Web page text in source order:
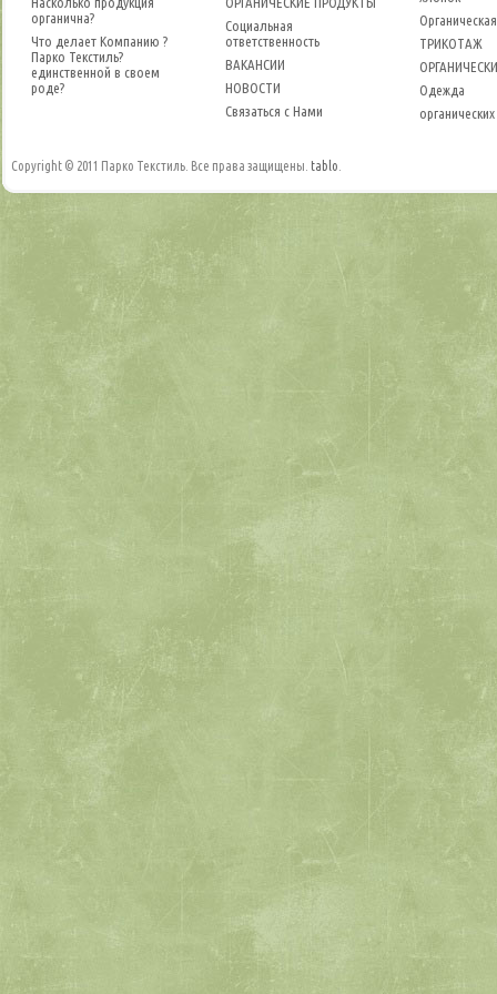
органична?
Что делает Компанию ?
Парко Текстиль?
единственной в своем
роде?
Социальная
ответственность
ВАКАНСИИ
НОВОСТИ
Связаться с Нами
ТРИКОТАЖ
Одежда
Copyright © 2011 Парко Текстиль. Все права защищены. tablo